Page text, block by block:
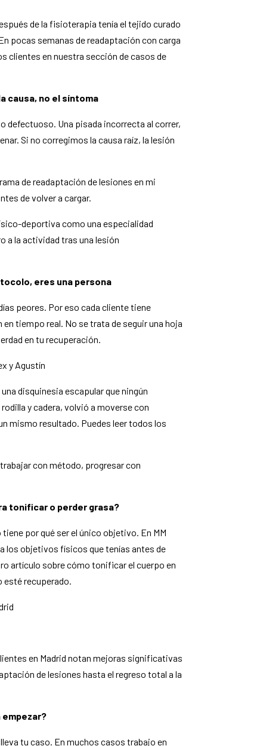
de la fisioterapia tenía el tejido curado
pocas semanas de readaptación con carga
clientes en nuestra sección de casos de
causa, no el síntoma
defectuoso. Una pisada incorrecta al correr,
Si no corregimos la causa raíz, la lesión
de readaptación de lesiones en mi
de volver a cargar.
deportiva como una especialidad
a la actividad tras una lesión
eres una persona
peores. Por eso cada cliente tiene
tiempo real. No se trata de seguir una hoja
en tu recuperación.
y Agustín
disquinesia escapular que ningún
y cadera, volvió a moverse con
mismo resultado. Puedes leer todos los
con método, progresar con
tonificar o perder grasa?
por qué ser el único objetivo. En MM
los objetivos físicos que tenías antes de
artículo sobre cómo tonificar el cuerpo en
esté recuperado.
en Madrid notan mejoras significativas
de lesiones hasta el regreso total a la
tu caso. En muchos casos trabajo en